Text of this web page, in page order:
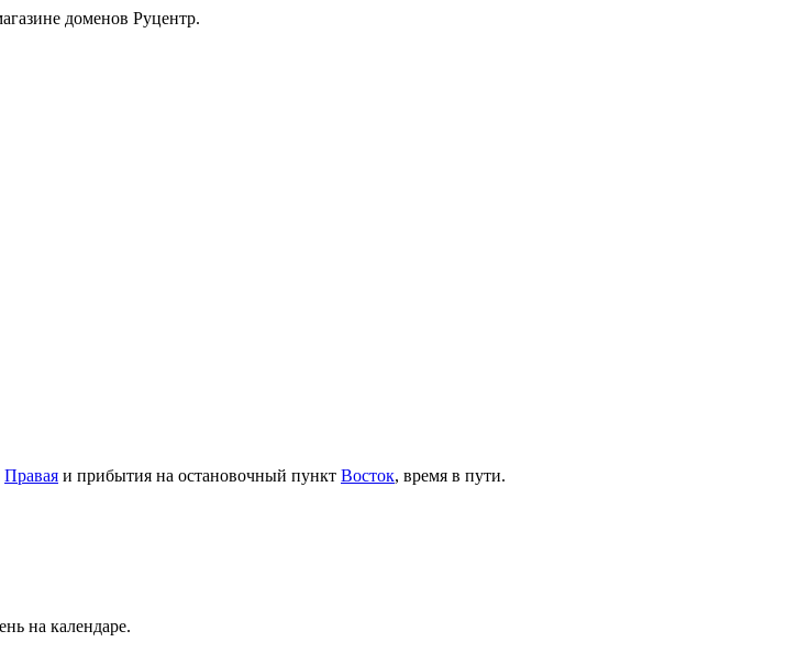
доменов Руцентр.
Правая и прибытия на остановочный пункт Восток, время в пути.
на календаре.